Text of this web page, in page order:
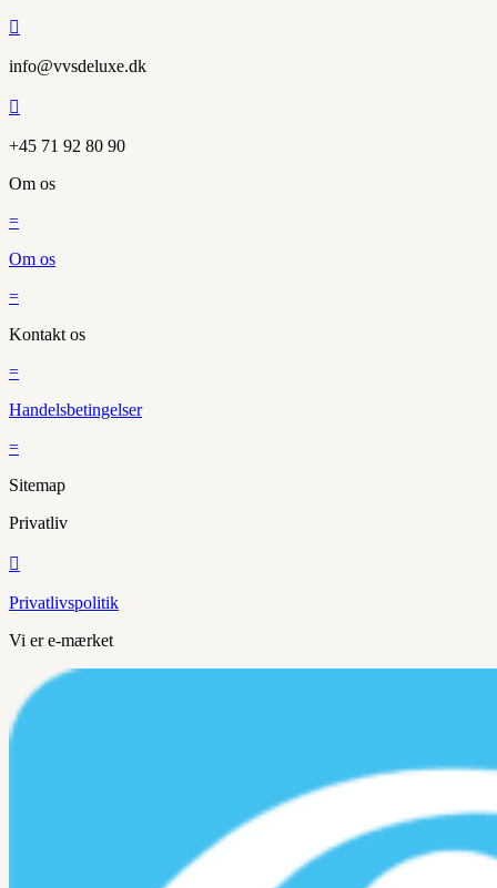

info@vvsdeluxe.dk

+45 71 92 80 90
Om os
=
Om os
=
Kontakt os
=
Handelsbetingelser
=
Sitemap
Privatliv

Privatlivspolitik
Vi er e-mærket